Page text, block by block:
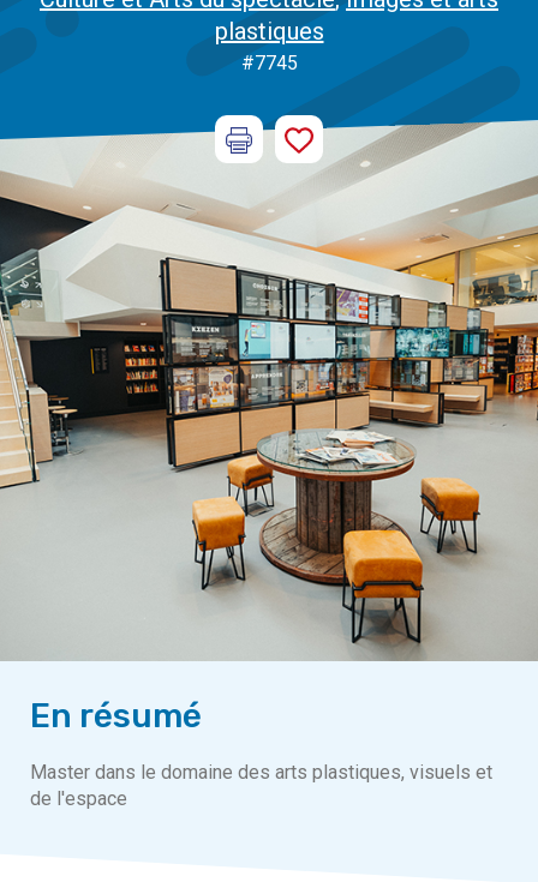
plastiques
#7745
En résumé
Master dans le domaine des arts plastiques, visuels et
de l'espace